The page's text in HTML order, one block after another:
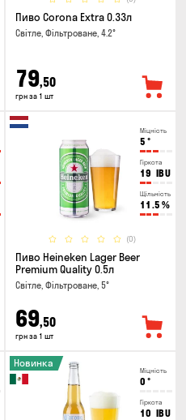
Пиво Corona Extra 0.33л
Світле, Фільтроване, 4.2°
79,50
грн за 1 шт
Міцність
5 °
Гіркота
19 IBU
Щільність
11.5 %
(0)
Пиво Heineken Lager Beer
Premium Quality 0.5л
Світле, Фільтроване, 5°
69,50
грн за 1 шт
Міцність
0 °
Гіркота
10 IBU
Новинка